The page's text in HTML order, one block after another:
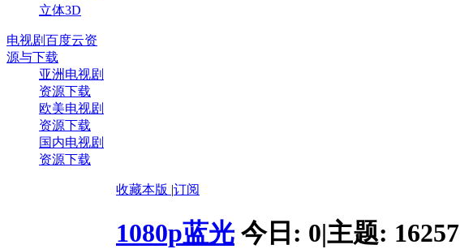
立体3D
电视剧百度云资
源与下载
亚洲电视剧
资源下载
欧美电视剧
资源下载
国内电视剧
资源下载
收藏本版 |订阅
1080p蓝光 今日: 0|主题: 16257